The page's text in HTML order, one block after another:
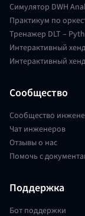
Симулятор DWH
Практикум по
Тренажер DLT –
Интерактивный
Интерактивный
Сообщество
Сообщество
Чат инженеров
Отзывы о нас
Помочь с
Поддержка
Бот поддержки